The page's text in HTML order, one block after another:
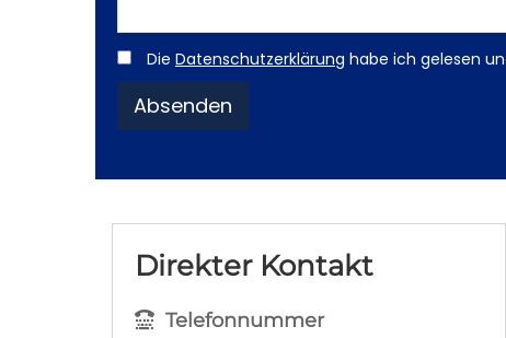
Die Datenschutzerklärung habe ich gelesen
Absenden
Direkter Kontakt
Telefonnummer